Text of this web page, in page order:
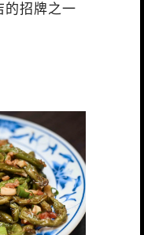
的招牌之一